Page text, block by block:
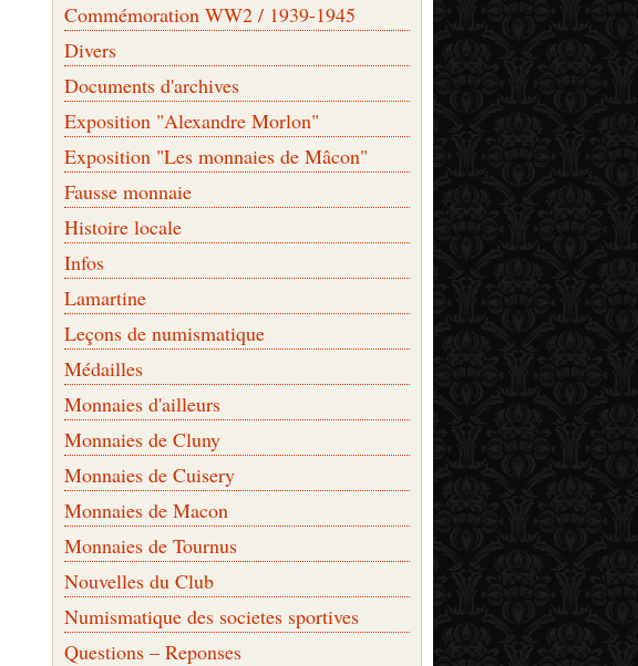
Commémoration WW2 / 1939-1945
Divers
Documents d'archives
Exposition "Alexandre Morlon"
Exposition "Les monnaies de Mâcon"
Fausse monnaie
Histoire locale
Infos
Lamartine
Leçons de numismatique
Médailles
Monnaies d'ailleurs
Monnaies de Cluny
Monnaies de Cuisery
Monnaies de Macon
Monnaies de Tournus
Nouvelles du Club
Numismatique des societes sportives
Questions – Reponses